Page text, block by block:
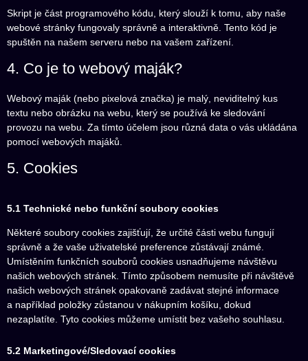
Skript je část programového kódu, který slouží k tomu, aby naše
webové stránky fungovaly správně a interaktivně. Tento kód je
spuštěn na našem serveru nebo na vašem zařízení.
4. Co je to webový maják?
Webový maják (nebo pixelová značka) je malý, neviditelný kus
textu nebo obrázku na webu, který se používá ke sledování
provozu na webu. Za tímto účelem jsou různá data o vás ukládána
pomocí webových majáků.
5. Cookies
5.1 Technické nebo funkční soubory cookies
Některé soubory cookies zajišťují, že určité části webu fungují
správně a že vaše uživatelské preference zůstávají známé.
Umístěním funkčních souborů cookies usnadňujeme návštěvu
našich webových stránek. Tímto způsobem nemusíte při návštěvě
našich webových stránek opakovaně zadávat stejné informace
a například položky zůstanou v nákupním košíku, dokud
nezaplatíte. Tyto cookies můžeme umístit bez vašeho souhlasu.
5.2 Marketingové/Sledovací cookies